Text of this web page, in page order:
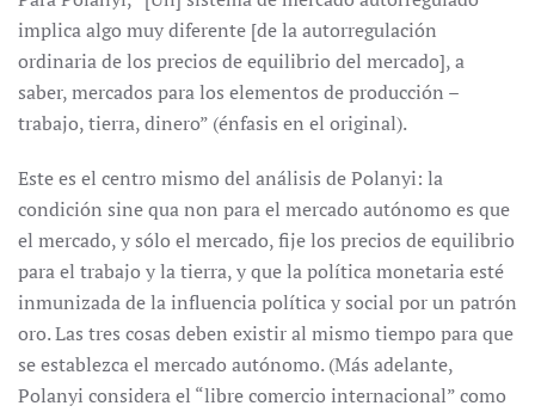
implica algo muy diferente [de la autorregulación
ordinaria de los precios de equilibrio del mercado], a
saber, mercados para los elementos de producción –
trabajo, tierra, dinero” (énfasis en el original).
Este es el centro mismo del análisis de Polanyi: la
condición sine qua non para el mercado autónomo es que
el mercado, y sólo el mercado, fije los precios de equilibrio
para el trabajo y la tierra, y que la política monetaria esté
inmunizada de la influencia política y social por un patrón
oro. Las tres cosas deben existir al mismo tiempo para que
se establezca el mercado autónomo. (Más adelante,
Polanyi considera el “libre comercio internacional” como